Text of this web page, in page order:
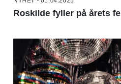
Roskilde fyller på årets